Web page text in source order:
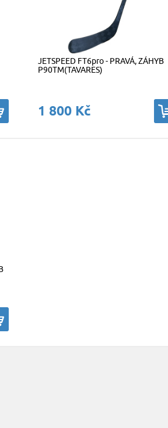
JETSPEED FT6pro - PRAVÁ, ZÁHYB
P90TM(TAVARES)
1 800 Kč